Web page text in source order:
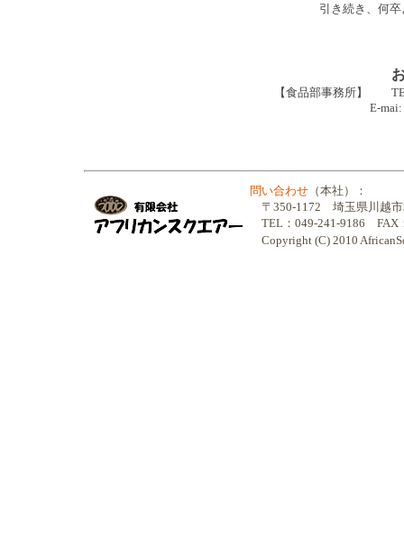
引き続き、何
【食品部事務所】
E-mai:
問い合わせ （本社）：
〒350-1172 埼玉県川越市
TEL：049-241-9186 FAX
Copyright (C) 2010